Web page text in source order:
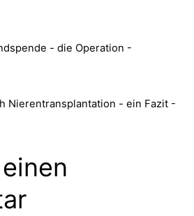
- die Operation -
Nierentransplantation - ein Fazit -